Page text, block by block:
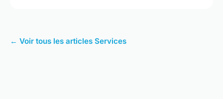
← Voir tous les articles Services